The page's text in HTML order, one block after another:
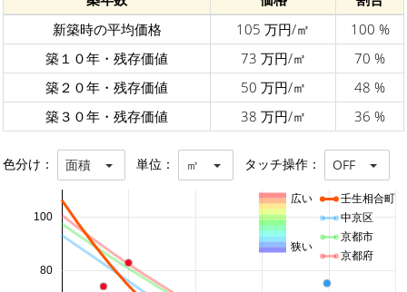
新築時の平均価格
105 万円/㎡
100 %
築１０年・残存価値
73 万円/㎡
70 %
築２０年・残存価値
50 万円/㎡
48 %
築３０年・残存価値
38 万円/㎡ 36 %
色分け： 面積 単位： ㎡ タッチ操作： OFF
80
100
壬生相合町
中京区
京都市
京都府
広い
狭い